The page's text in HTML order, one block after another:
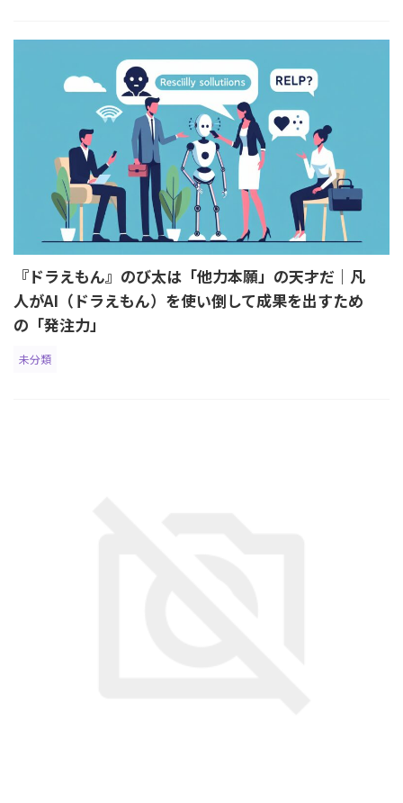
『ドラえもん』のび太は「他力本願」の天才だ｜凡
人がAI（ドラえもん）を使い倒して成果を出すため
の「発注力」
未分類